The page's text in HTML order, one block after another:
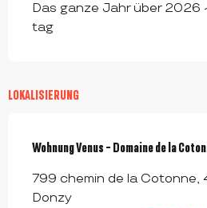
Das ganze Jahr über 2026
tag
LOKALISIERUNG
Wohnung Venus - Domaine de la
799 chemin de la Cotonne,
Donzy